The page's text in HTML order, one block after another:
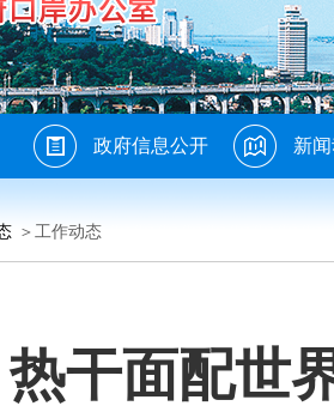
政府信息公开 新
＞工作动态
热干面配世